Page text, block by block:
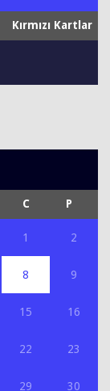
Kırmızı Kartlar
C P
1 2
8 9
15 16
22 23
29 30